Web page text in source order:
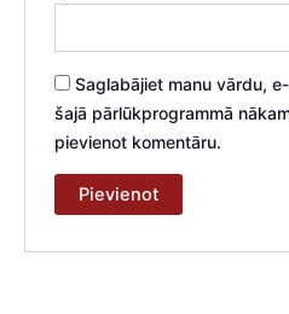
Saglabājiet manu vārdu,
šajā pārlūkprogrammā
pievienot komentāru.